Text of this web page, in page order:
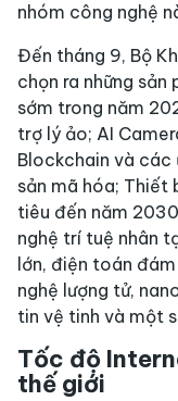
nhóm công nghệ
Đến tháng 9, Bộ
chọn ra những
sớm trong năm
trợ lý ảo; AI
Blockchain và các
sản mã hóa; Thiết
tiêu đến năm
nghệ trí tuệ nhân
lớn, điện toán
nghệ lượng tử,
tin vệ tinh và một
Tốc độ
thế giới